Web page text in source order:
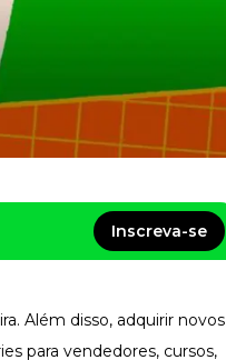
Inscreva-se
Além disso, adquirir novos
para vendedores, cursos,